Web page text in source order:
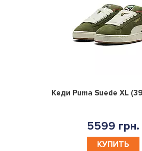
Кеди Puma Suede XL
5599 грн.
КУПИТЬ